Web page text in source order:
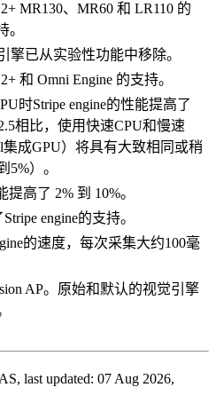
MR130、MR60 和 LR110 的
。
擎已从实验性功能中移除。
和 Omni Engine 的支持。
时Stripe engine的性能提高了
相比，使用快速CPU和慢速
集成GPU）将具有大致相同或稍
5%）。
提高了 2% 到 10%。
engine的支持。
的速度，每次采集大约100毫
AP。原始和默认的视觉引擎
last updated: 07 Aug 2026,